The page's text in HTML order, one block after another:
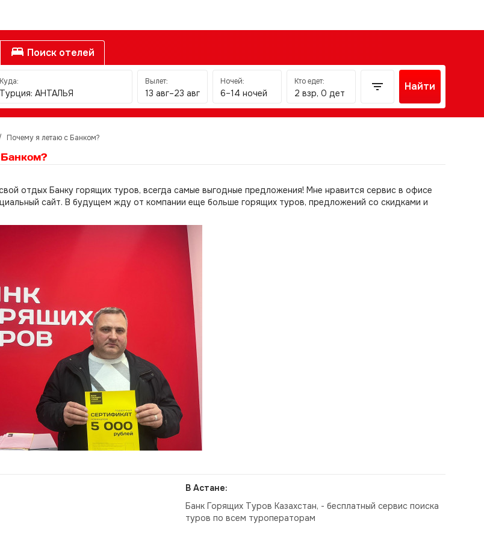
Поиск отелей
Куда:
Турция: АНТАЛЬЯ
Вылет:
13 авг–23 авг
Ночей:
6–14 ночей
Кто едет:
2 взр, 0 дет
Найти
Почему я летаю с Банком?
отдых Банку горящих туров, всегда самые выгодные предложения! Мне нравится сервис в офисе
сайт. В будущем жду от компании еще больше горящих туров, предложений со скидками и
В Астане:
Банк Горящих Туров Казахстан, - бесплатный сервис поиска
туров по всем туроператорам